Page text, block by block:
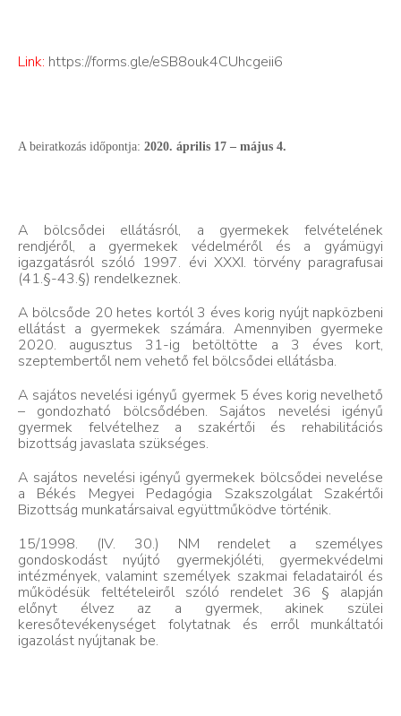
Link: https://forms.gle/eSB8ouk4CUhcgeii6
A beiratkozás időpontja: 2020. április 17 – május 4.
A bölcsődei ellátásról, a gyermekek felvételének
rendjéről, a gyermekek védelméről és a gyámügyi
igazgatásról szóló 1997. évi XXXI. törvény paragrafusai
(41.§-43.§) rendelkeznek.
A bölcsőde 20 hetes kortól 3 éves korig nyújt napközbeni
ellátást a gyermekek számára. Amennyiben gyermeke
2020. augusztus 31-ig betöltötte a 3 éves kort,
szeptembertől nem vehető fel bölcsődei ellátásba.
A sajátos nevelési igényű gyermek 5 éves korig nevelhető
– gondozható bölcsődében. Sajátos nevelési igényű
gyermek felvételhez a szakértői és rehabilitációs
bizottság javaslata szükséges.
A sajátos nevelési igényű gyermekek bölcsődei nevelése
a Békés Megyei Pedagógia Szakszolgálat Szakértői
Bizottság munkatársaival együttműködve történik.
15/1998. (IV. 30.) NM rendelet a személyes
gondoskodást nyújtó gyermekjóléti, gyermekvédelmi
intézmények, valamint személyek szakmai feladatairól és
működésük feltételeiről szóló rendelet 36 § alapján
előnyt élvez az a gyermek, akinek szülei
keresőtevékenységet folytatnak és erről munkáltatói
igazolást nyújtanak be.